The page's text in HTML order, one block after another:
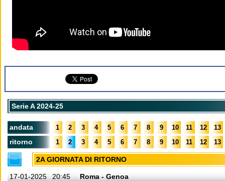
Serie A 2024-25
andata 1 2 3 4 5 6 7 8 9 10 11 12 13
ritorno 1 2 3 4 5 6 7 8 9 10 11 12 13
2A GIORNATA DI RITORNO
17-01-2025 20:45
Roma - Genoa